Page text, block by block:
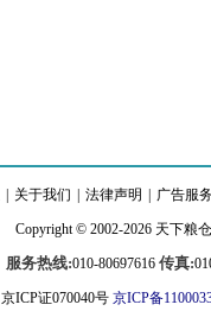
关于我们 法律声明 广告服
Copyright © 2002-2026 天下粮仓
服务热线:010-80697616 传真:
京ICP证070040号 京ICP备